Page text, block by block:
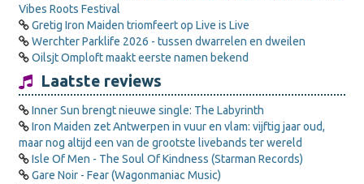
Vibes Roots Festival
Gretig Iron Maiden triomfeert op Live is Live
Werchter Parklife 2026 - tussen dwarrelen en dweilen
Oilsjt Omploft maakt eerste namen bekend
Laatste reviews
Inner Sun brengt nieuwe single: The Labyrinth
Iron Maiden zet Antwerpen in vuur en vlam: vijftig jaar oud,
maar nog altijd een van de grootste livebands ter wereld
Isle Of Men - The Soul Of Kindness (Starman Records)
Gare Noir - Fear (Wagonmaniac Music)